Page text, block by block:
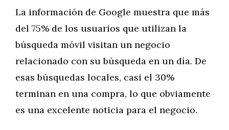
La información de Google muestra que más
del 75% de los usuarios que utilizan la
búsqueda móvil visitan un negocio
relacionado con su búsqueda en un día. De
esas búsquedas locales, casi el 30%
terminan en una compra, lo que obviamente
es una excelente noticia para el negocio.